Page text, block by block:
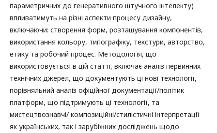
параметричних до генеративного штучного інтелекту)
впливатимуть на різні аспекти процесу дизайну,
включаючи: створення форм, розташування компонентів,
використання кольору, типографіку, текстури, авторство,
етику та робочий процес. Методологія, що
використовується в цій статті, включає аналіз первинних
технічних джерел, що документують ці нові технології,
порівняльний аналіз офіційної документації/політик
платформ, що підтримують ці технології, та
мистецтвознавчі/ композиційні/стилістичні інтерпретації
як українських, так і зарубіжних досліджень щодо